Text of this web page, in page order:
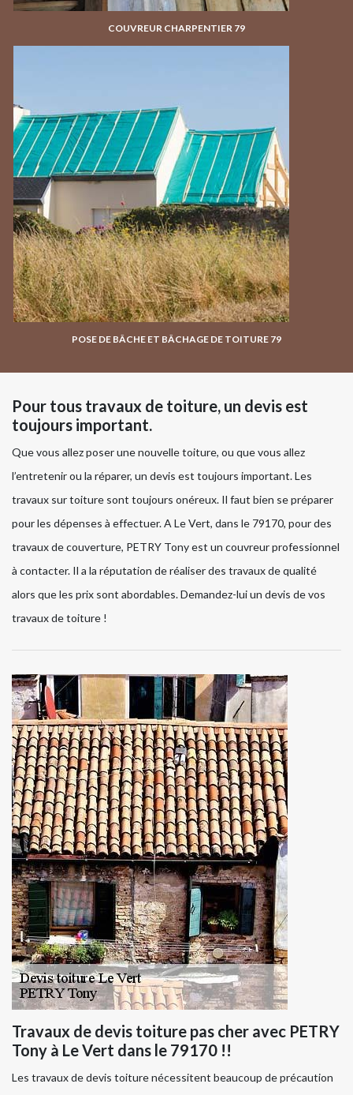
COUVREUR CHARPENTIER 79
POSE DE BÂCHE ET BÂCHAGE DE TOITURE 79
Pour tous travaux de toiture, un devis est
toujours important.
Que vous allez poser une nouvelle toiture, ou que vous allez
l’entretenir ou la réparer, un devis est toujours important. Les
travaux sur toiture sont toujours onéreux. Il faut bien se préparer
pour les dépenses à effectuer. A Le Vert, dans le 79170, pour des
travaux de couverture, PETRY Tony est un couvreur professionnel
à contacter. Il a la réputation de réaliser des travaux de qualité
alors que les prix sont abordables. Demandez-lui un devis de vos
travaux de toiture !
Travaux de devis toiture pas cher avec PETRY
Tony à Le Vert dans le 79170 !!
Les travaux de devis toiture nécessitent beaucoup de précaution